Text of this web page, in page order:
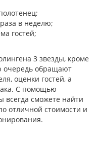
в неделю;
гостей;
3 звезды, кроме
очередь обращают
оценки гостей, а
С помощью
всегда сможете найти
отличной стоимости и